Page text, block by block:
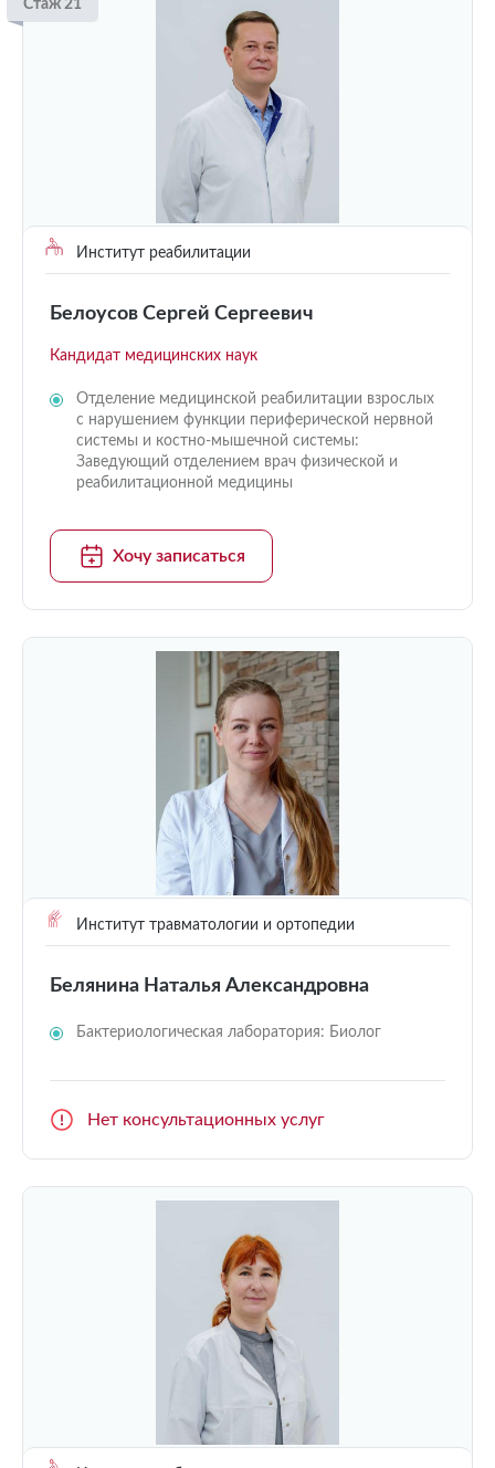
Стаж 21
Институт реабилитации
Белоусов Сергей Сергеевич
Кандидат медицинских наук
Отделение медицинской реабилитации взрослых
с нарушением функции периферической нервной
системы и костно-мышечной системы:
Заведующий отделением врач физической и
реабилитационной медицины
Хочу записаться
Институт травматологии и ортопедии
Белянина Наталья Александровна
Бактериологическая лаборатория: Биолог
Нет консультационных услуг